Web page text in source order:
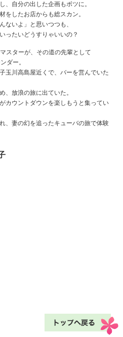
分の出した企画もボツに。
たお店からも総スカン。
いよ」と思いつつも、
たいどうすりゃいいの？
スターが、その道の先輩として
ー。
高島屋近くで、バーを営んでいた
浪の旅に出ていた。
ントダウンを楽しもうと集ってい
の幻を追ったキューバの旅で体験